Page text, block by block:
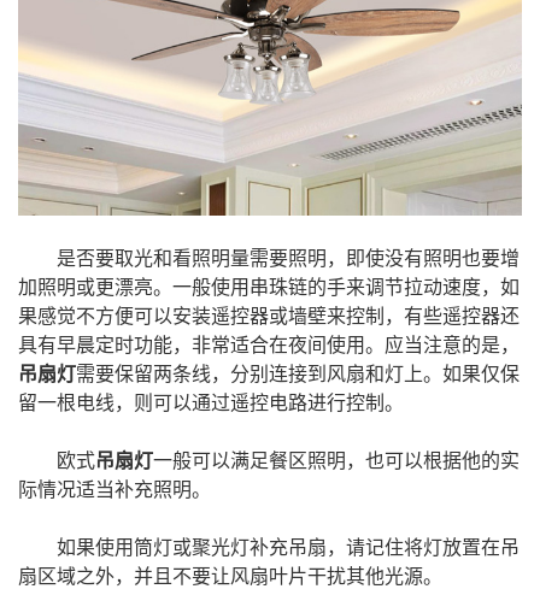
是否要取光和看照明量需要照明，即使没有照明也要增
加照明或更漂亮。一般使用串珠链的手来调节拉动速度，如
果感觉不方便可以安装遥控器或墙壁来控制，有些遥控器还
具有早晨定时功能，非常适合在夜间使用。应当注意的是，
吊扇灯需要保留两条线，分别连接到风扇和灯上。如果仅保
留一根电线，则可以通过遥控电路进行控制。
欧式吊扇灯一般可以满足餐区照明，也可以根据他的实
际情况适当补充照明。
如果使用筒灯或聚光灯补充吊扇，请记住将灯放置在吊
扇区域之外，并且不要让风扇叶片干扰其他光源。